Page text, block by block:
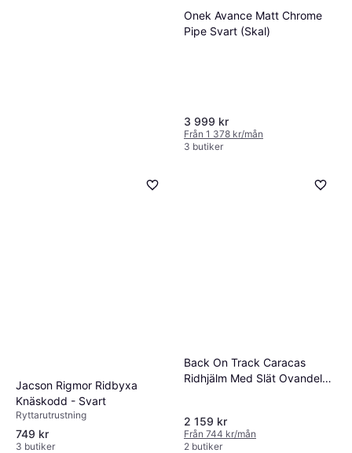
Onek Avance Matt Chrome
Pipe Svart (Skal)
3 999 kr
Från 1 378 kr/mån
3 butiker
Jacson Rigmor Ridbyxa
Knäskodd - Svart
Ryttarutrustning
749 kr
3 butiker
Back On Track Caracas
Ridhjälm Med Slät Ovandel
2 159 kr
Från 744 kr/mån
2 butiker